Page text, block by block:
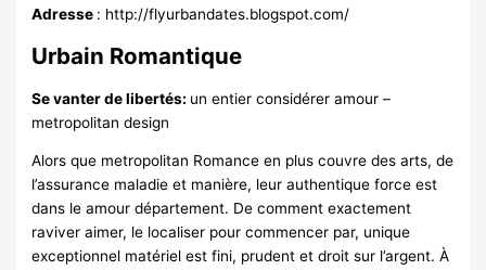
Adresse : http://flyurbandates.blogspot.com/
Urbain Romantique
Se vanter de libertés: un entier considérer amour –
metropolitan design
Alors que metropolitan Romance en plus couvre des arts, de
l’assurance maladie et manière, leur authentique force est
dans le amour département. De comment exactement
raviver aimer, le localiser pour commencer par, unique
exceptionnel matériel est fini, prudent et droit sur l’argent. À